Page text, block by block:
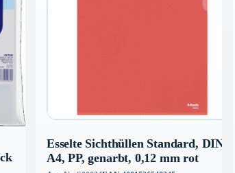
Esselte Sichthüllen Standard, DIN
A4, PP, genarbt, 0,12 mm rot